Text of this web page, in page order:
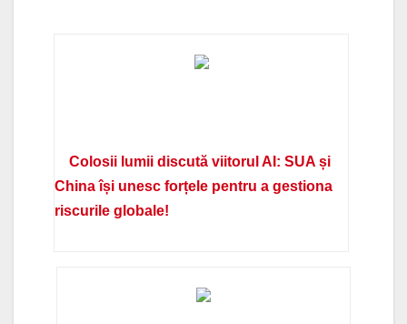
Colosii lumii discută viitorul AI: SUA și
China își unesc forțele pentru a gestiona
riscurile globale!